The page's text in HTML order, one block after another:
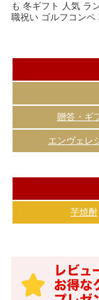
も 冬ギフト 人気 ラ
職祝い ゴルフコンペ
贈答・ギ
エンヴェレ
芋焼酎